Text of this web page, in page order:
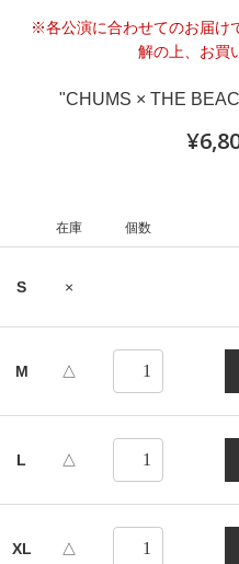
※各公演に合わせてのお届け
解の上、お買
"CHUMS × THE
在庫 個数
S ×
M △
L △
XL △